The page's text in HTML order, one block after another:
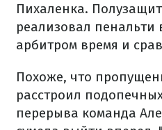
Пихаленка.
реализовал
арбитром время и
Похоже, что
расстроил
перерыва команда